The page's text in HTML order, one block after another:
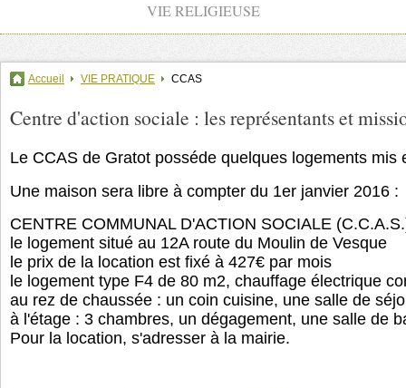
VIE RELIGIEUSE
Accueil VIE PRATIQUE CCAS
Centre d'action sociale : les représentants et
Le CCAS de Gratot posséde quelques logements mis
Une maison sera libre à compter du 1er janvier 2016 :
CENTRE COMMUNAL D'ACTION SOCIALE
le logement situé au 12A route du Moulin de Vesque
le prix de la location est fixé à 427€ par mois
le logement type F4 de 80 m2, chauffage électrique
au rez de chaussée : un coin cuisine, une salle de
à l'étage : 3 chambres, un dégagement, une salle de
Pour la location, s'adresser à la mairie.